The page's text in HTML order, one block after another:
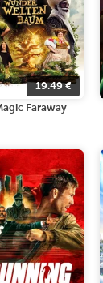
19.49€
Faraway